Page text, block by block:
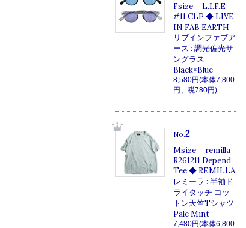
Fsize _ L.I.F.E
#11 CLP ◆ LIVE
IN FAB EARTH
リブインファブア
ース : 調光偏光サ
ングラス
Black×Blue
8,580円(本体7,800
円、税780円)
No.2
Msize _ remilla
R261211 Depend
Tee ◆ REMILLA
レミーラ : 半袖ド
ライタッチ コッ
トン天竺Tシャツ
Pale Mint
7,480円(本体6,800